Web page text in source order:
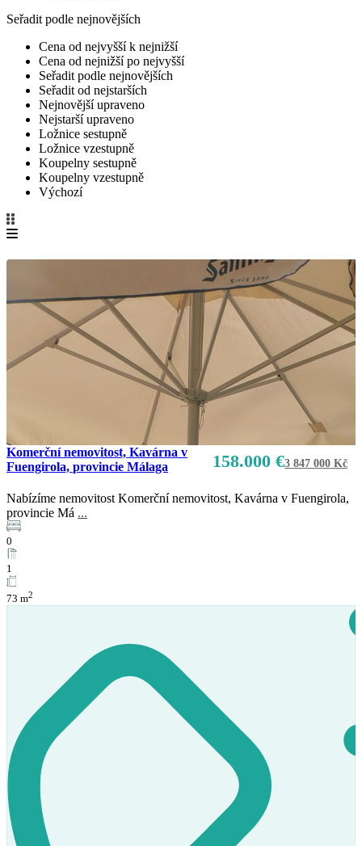
Seřadit podle nejnovějších
Cena od nejvyšší k nejnižší
Cena od nejnižší po nejvyšší
Seřadit podle nejnovějších
Seřadit od nejstarších
Nejnovější upraveno
Nejstarší upraveno
Ložnice sestupně
Ložnice vzestupně
Koupelny sestupně
Koupelny vzestupně
Výchozí
158.000 €3 847 000 Kč
Komerční nemovitost, Kavárna v
Fuengirola, provincie Málaga
Nabízíme nemovitost Komerční nemovitost, Kavárna v Fuengirola,
provincie Má ...
0
1
73 m2